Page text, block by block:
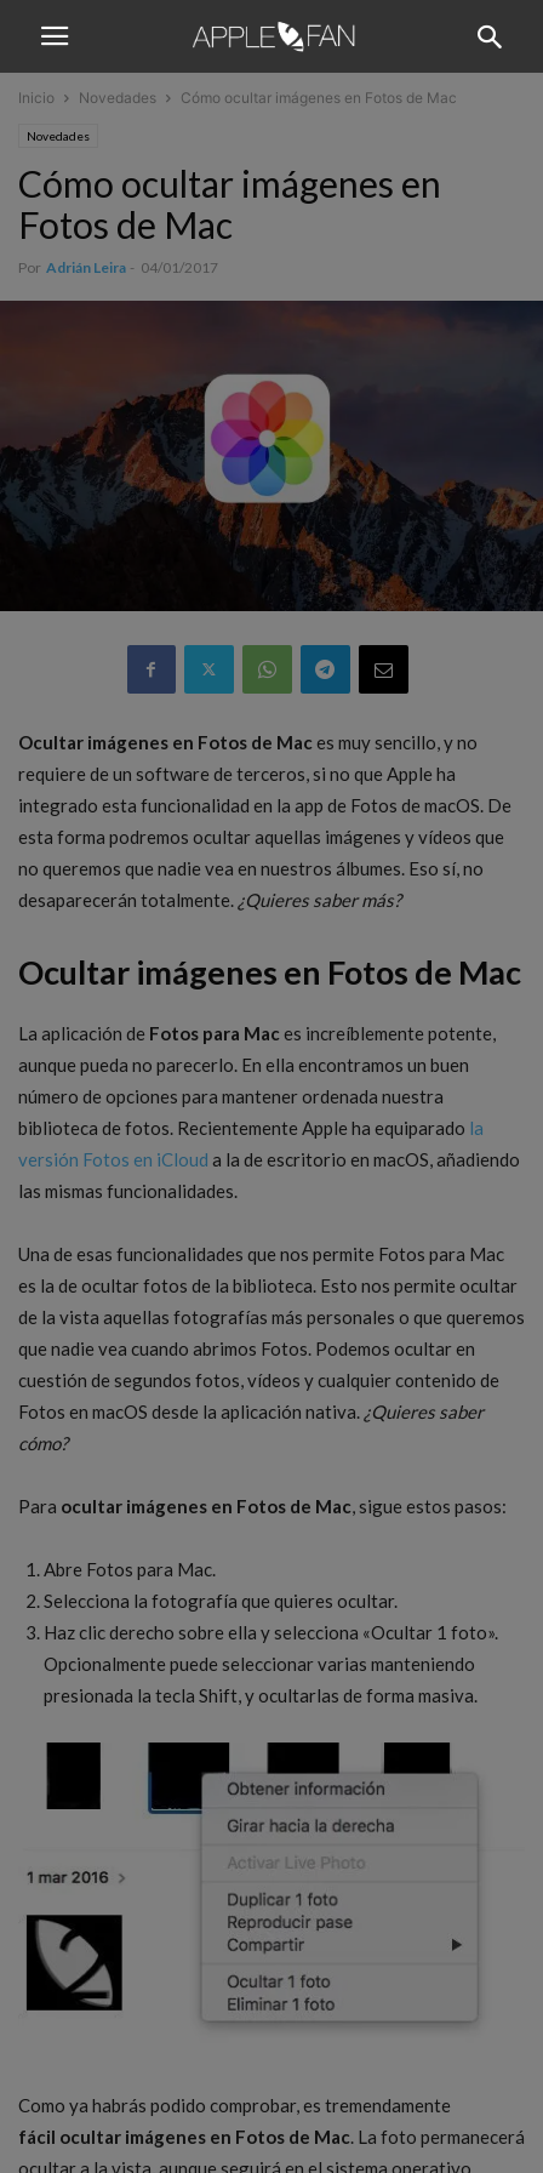
Inicio Novedades Cómo ocultar imágenes en Fotos de Mac
Novedades
Cómo ocultar imágenes en
Fotos de Mac
Por Adrián Leira - 04/01/2017
Ocultar imágenes en Fotos de Mac es muy sencillo, y no
requiere de un software de terceros, si no que Apple ha
integrado esta funcionalidad en la app de Fotos de macOS. De
esta forma podremos ocultar aquellas imágenes y vídeos que
no queremos que nadie vea en nuestros álbumes. Eso sí, no
desaparecerán totalmente. ¿Quieres saber más?
Ocultar imágenes en Fotos de Mac
La aplicación de Fotos para Mac es increíblemente potente,
aunque pueda no parecerlo. En ella encontramos un buen
número de opciones para mantener ordenada nuestra
biblioteca de fotos. Recientemente Apple ha equiparado la
versión Fotos en iCloud a la de escritorio en macOS, añadiendo
las mismas funcionalidades.
Una de esas funcionalidades que nos permite Fotos para Mac
es la de ocultar fotos de la biblioteca. Esto nos permite ocultar
de la vista aquellas fotografías más personales o que queremos
que nadie vea cuando abrimos Fotos. Podemos ocultar en
cuestión de segundos fotos, vídeos y cualquier contenido de
Fotos en macOS desde la aplicación nativa. ¿Quieres saber
cómo?
Para ocultar imágenes en Fotos de Mac , sigue estos pasos:
Abre Fotos para Mac.
Selecciona la fotografía que quieres ocultar.
Haz clic derecho sobre ella y selecciona «Ocultar 1 foto».
Opcionalmente puede seleccionar varias manteniendo
presionada la tecla Shift, y ocultarlas de forma masiva.
Como ya habrás podido comprobar, es tremendamente
fácil ocultar imágenes en Fotos de Mac. La foto permanecerá
ocultar a la vista, aunque seguirá en el sistema operativo